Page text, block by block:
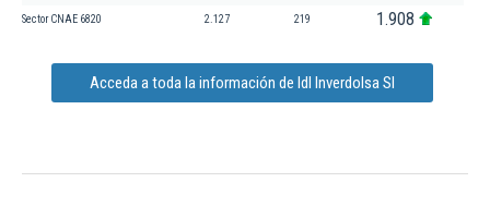
Sector CNAE 6820 2.127 219 1.908
Acceda a toda la información de Idl Inverdolsa Sl